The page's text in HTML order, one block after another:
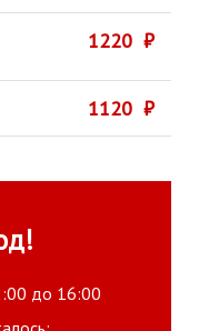
1220 ₽
1120 ₽
до 16:00